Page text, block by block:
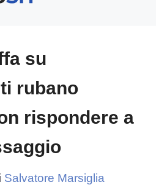
su
rubano
rispondere a
Salvatore Marsiglia